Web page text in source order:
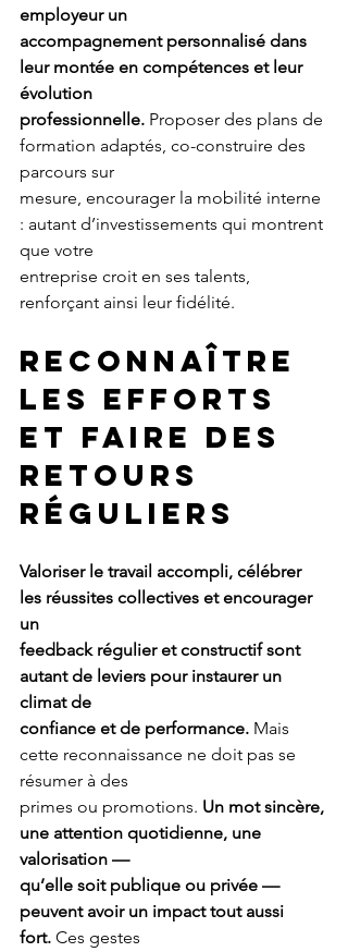
employeur un
accompagnement personnalisé dans
leur montée en compétences et leur
évolution
professionnelle. Proposer des plans de
formation adaptés, co-construire des
parcours sur
mesure, encourager la mobilité interne
: autant d’investissements qui montrent
que votre
entreprise croit en ses talents,
renforçant ainsi leur fidélité.
RECONNAÎTRE
LES EFFORTS
ET FAIRE DES
RETOURS
RÉGULIERS
Valoriser le travail accompli, célébrer
les réussites collectives et encourager
un
feedback régulier et constructif sont
autant de leviers pour instaurer un
climat de
confiance et de performance. Mais
cette reconnaissance ne doit pas se
résumer à des
primes ou promotions. Un mot sincère,
une attention quotidienne, une
valorisation —
qu’elle soit publique ou privée —
peuvent avoir un impact tout aussi
fort. Ces gestes